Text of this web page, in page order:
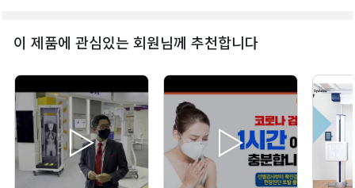
이 제품에 관심있는 회원님께 추천합니다